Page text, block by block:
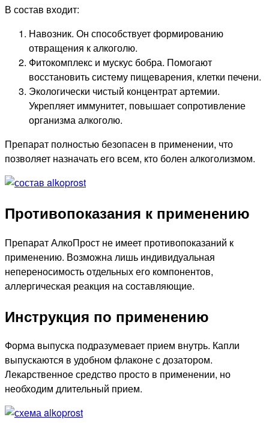
В состав входит:
Навозник. Он способствует формированию
отвращения к алкоголю.
Фитокомплекс и мускус бобра. Помогают
восстановить систему пищеварения, клетки печени.
Экологически чистый концентрат артемии.
Укрепляет иммунитет, повышает сопротивление
организма алкоголю.
Препарат полностью безопасен в применении, что
позволяет назначать его всем, кто болен алкоголизмом.
Противопоказания к применению
Препарат АлкоПрост не имеет противопоказаний к
применению. Возможна лишь индивидуальная
непереносимость отдельных его компонентов,
аллергическая реакция на составляющие.
Инструкция по применению
Форма выпуска подразумевает прием внутрь. Капли
выпускаются в удобном флаконе с дозатором.
Лекарственное средство просто в применении, но
необходим длительный прием.